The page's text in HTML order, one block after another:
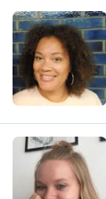
K
J